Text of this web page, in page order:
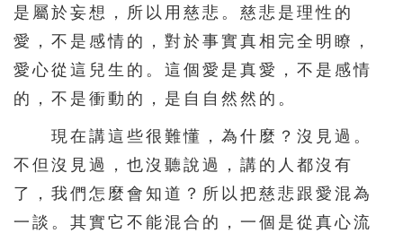
281 282 283 284 285
291 292 293 294
301 302 303 304 305
306 307 308 309 310
311 312 313 314 315
是屬於妄想，所以用慈悲。慈悲是理性的
愛，不是感情的，對於事實真相完全明瞭，
愛心從這兒生的。這個愛是真愛，不是感情
的，不是衝動的，是自自然然的。
現在講這些很難懂，為什麼？沒見過。
不但沒見過，也沒聽說過，講的人都沒有
了，我們怎麼會知道？所以把慈悲跟愛混為
一談。其實它不能混合的，一個是從真心流